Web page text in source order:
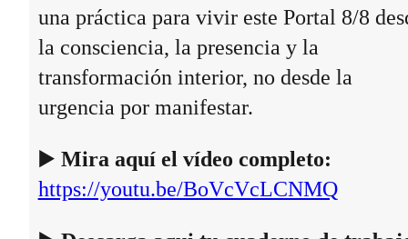
una práctica para vivir este Portal 8/8
la consciencia, la presencia y la
transformación interior, no desde la
urgencia por manifestar.
▶️ Mira aquí el vídeo completo:
https://youtu.be/BoVcVcLCNMQ